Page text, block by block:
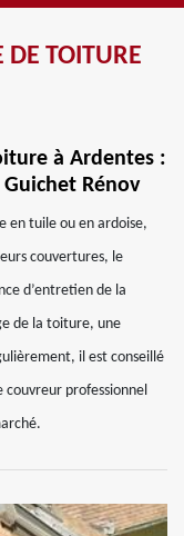
DE TOITURE
à Ardentes :
Rénov
en tuile ou en ardoise,
couvertures, le
d’entretien de la
de la toiture, une
il est conseillé
couvreur professionnel